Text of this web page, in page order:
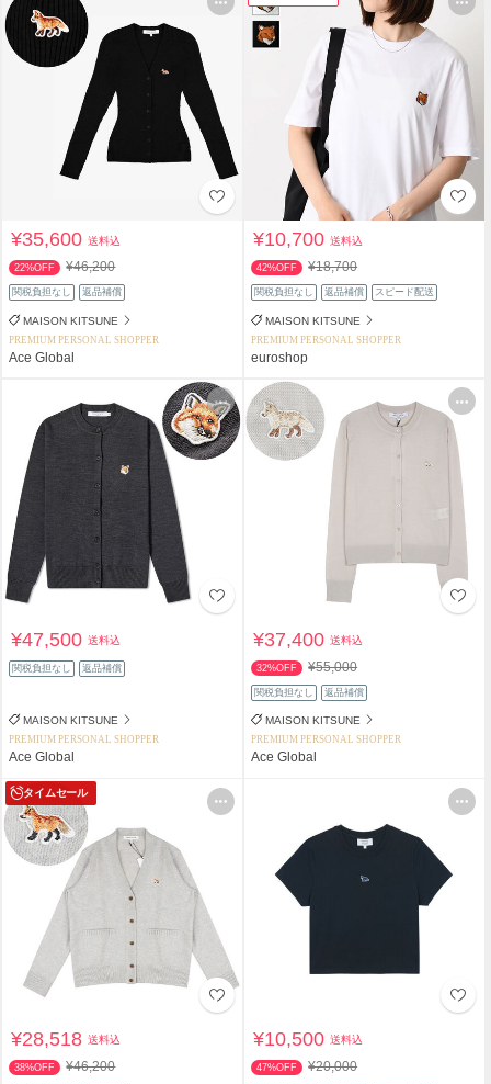
¥35,600送料込
22%OFF ¥46,200
関税負担なし 返品補償
MAISON KITSUNE
PREMIUM PERSONAL SHOPPER
Ace Global
¥10,700送料込
42%OFF ¥18,700
関税負担なし 返品補償 スピード配送
MAISON KITSUNE
PREMIUM PERSONAL SHOPPER
euroshop
¥47,500送料込
関税負担なし 返品補償
MAISON KITSUNE
PREMIUM PERSONAL SHOPPER
Ace Global
¥37,400送料込
32%OFF ¥55,000
関税負担なし 返品補償
MAISON KITSUNE
PREMIUM PERSONAL SHOPPER
Ace Global
タイムセール
¥28,518送料込
38%OFF ¥46,200
¥10,500送料込
47%OFF ¥20,000